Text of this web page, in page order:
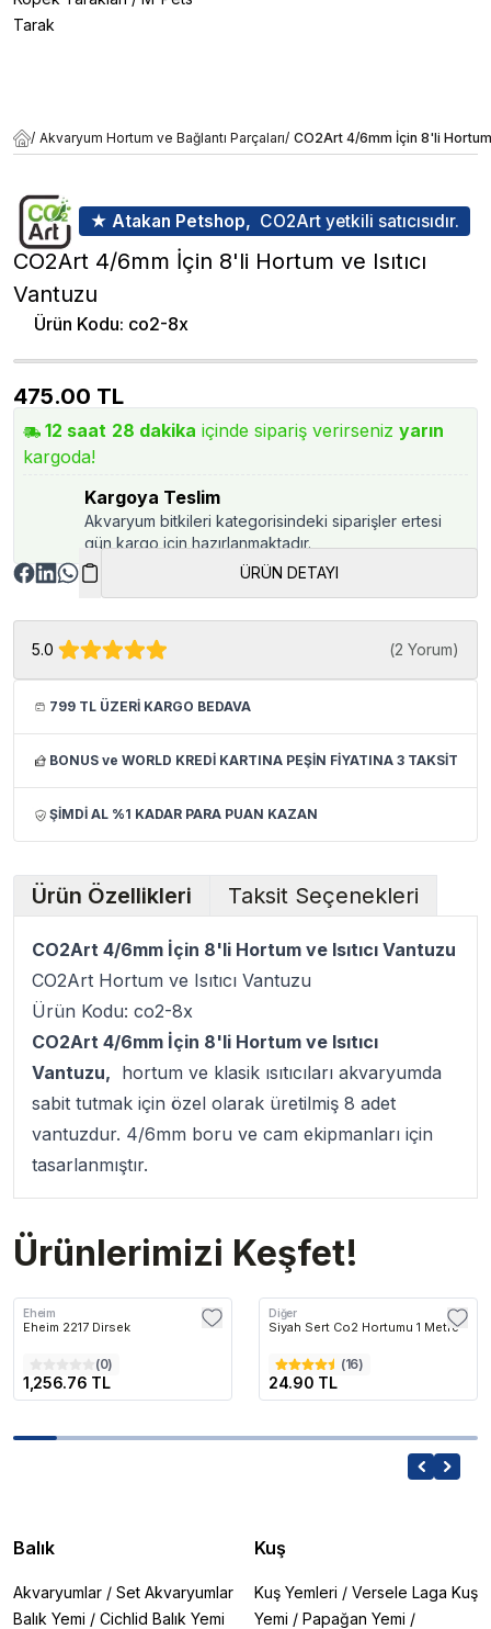
Tarak
/ Akvaryum Hortum ve Bağlantı Parçaları/ CO2Art 4/6mm İçin 8'li Hortum
★ Atakan Petshop, CO2Art yetkili satıcısıdır.
CO2Art 4/6mm İçin 8'li Hortum ve Isıtıcı
Vantuzu
Ürün Kodu: co2-8x
475.00 TL
12 saat 28 dakika içinde sipariş verirseniz yarın
kargoda!
Kargoya Teslim
Akvaryum bitkileri kategorisindeki siparişler ertesi
gün kargo için hazırlanmaktadır.
ÜRÜN DETAYI
5.0 (2 Yorum)
799 TL ÜZERİ KARGO BEDAVA
BONUS ve WORLD KREDİ KARTINA PEŞİN FİYATINA 3 TAKSİT
ŞİMDİ AL %1 KADAR PARA PUAN KAZAN
Ürün Özellikleri Taksit Seçenekleri
CO2Art 4/6mm İçin 8'li Hortum ve Isıtıcı Vantuzu
CO2Art Hortum ve Isıtıcı Vantuzu
Ürün Kodu: co2-8x
CO2Art 4/6mm İçin 8'li Hortum ve Isıtıcı
Vantuzu, hortum ve klasik ısıtıcıları akvaryumda
sabit tutmak için özel olarak üretilmiş 8 adet
vantuzdur. 4/6mm boru ve cam ekipmanları için
tasarlanmıştır.
Ürünlerimizi Keşfet!
Eheim
Eheim 2217 Dirsek
(0)
1,256.76 TL
Diğer
Siyah Sert Co2 Hortumu 1 Metre
(16)
24.90 TL
Balık
Akvaryumlar / Set Akvaryumlar
Balık Yemi / Cichlid Balık Yemi
Kuş
Kuş Yemleri / Versele Laga Kuş
Yemi / Papağan Yemi /